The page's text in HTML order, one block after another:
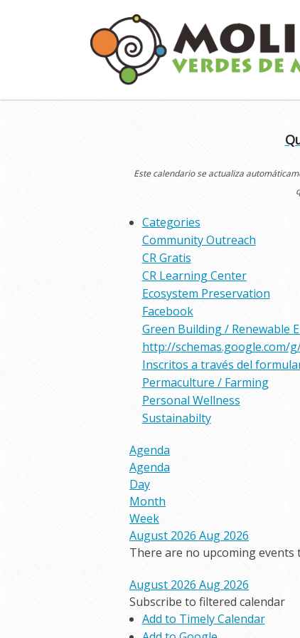
Este calendario se actualiza
Categories
Community Outreach
CR Gratis
CR Learning Center
Ecosystem Preservation
Facebook
Green Building / Renewable
http://schemas.google.com/
Inscritos a través del
Permaculture / Farming
Personal Wellness
Sustainabilty
Agenda
Agenda
Day
Month
Week
August 2026 Aug 2026
There are no upcoming events
August 2026 Aug 2026
Subscribe to filtered calendar
Add to Timely Calendar